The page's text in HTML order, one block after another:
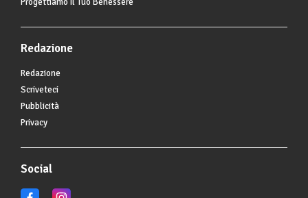
Redazione
Redazione
Scriveteci
Pubblicità
Privacy
Social